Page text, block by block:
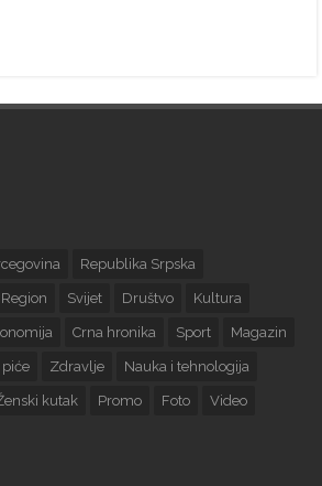
Republika Srpska
Region Svijet Društvo Kultura
Crna hronika Sport Magazin
piće Zdravlje Nauka i tehnologija
kutak Promo Foto Video